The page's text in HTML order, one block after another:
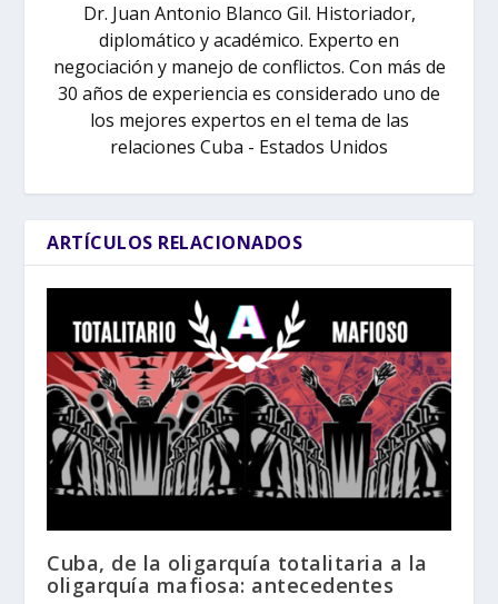
Dr. Juan Antonio Blanco Gil. Historiador,
diplomático y académico. Experto en
negociación y manejo de conflictos. Con más de
30 años de experiencia es considerado uno de
los mejores expertos en el tema de las
relaciones Cuba - Estados Unidos
ARTÍCULOS RELACIONADOS
Cuba, de la oligarquía totalitaria a la
oligarquía mafiosa: antecedentes